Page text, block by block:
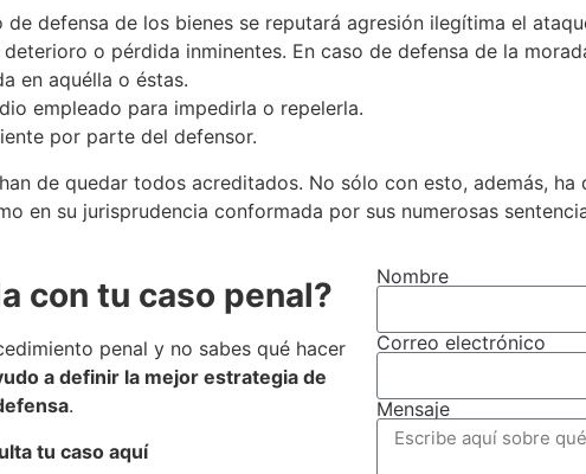
de defensa de los bienes se reputará agresión ilegítima el
o pérdida inminentes. En caso de defensa de la
en aquélla o éstas.
empleado para impedirla o repelerla.
por parte del defensor.
de quedar todos acreditados. No sólo con esto, además,
en su jurisprudencia conformada por sus numerosas
con tu caso penal?
penal y no sabes qué hacer
a definir la mejor estrategia de
.
tu caso aquí
Nombre
Correo electrónico
Mensaje